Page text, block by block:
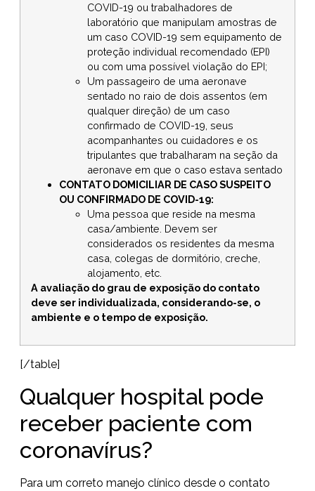
COVID-19 ou trabalhadores de
laboratório que manipulam amostras de
um caso COVID-19 sem equipamento de
proteção individual recomendado (EPI)
ou com uma possível violação do EPI;
Um passageiro de uma aeronave
sentado no raio de dois assentos (em
qualquer direção) de um caso
confirmado de COVID-19, seus
acompanhantes ou cuidadores e os
tripulantes que trabalharam na seção da
aeronave em que o caso estava sentado
CONTATO DOMICILIAR DE CASO SUSPEITO
OU CONFIRMADO DE COVID-19:
Uma pessoa que reside na mesma
casa/ambiente. Devem ser
considerados os residentes da mesma
casa, colegas de dormitório, creche,
alojamento, etc.
A avaliação do grau de exposição do contato
deve ser individualizada, considerando-se, o
ambiente e o tempo de exposição.
[/table]
Qualquer hospital pode
receber paciente com
coronavírus?
Para um correto manejo clínico desde o contato